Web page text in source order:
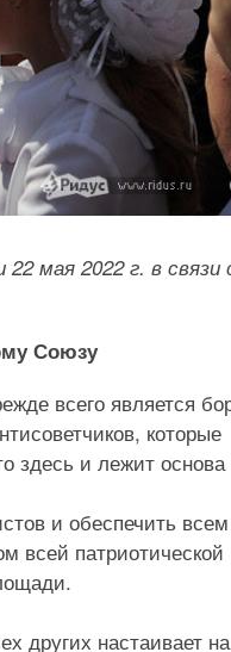
мая 2022 г. в связи
Союзу
всего является
которые
здесь и лежит основа
и обеспечить всем
всей патриотической
других настаивает на